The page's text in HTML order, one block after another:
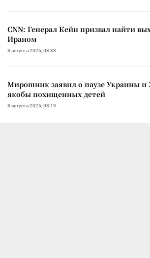
CNN: Генерал Кейн призвал найти
Ираном
8 августа 2026, 03:33
Мирошник заявил о паузе Украины и
якобы похищенных детей
8 августа 2026, 03:19